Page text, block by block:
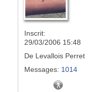
Inscrit:
29/03/2006 15:48
De Levallois Perret
Messages: 1014